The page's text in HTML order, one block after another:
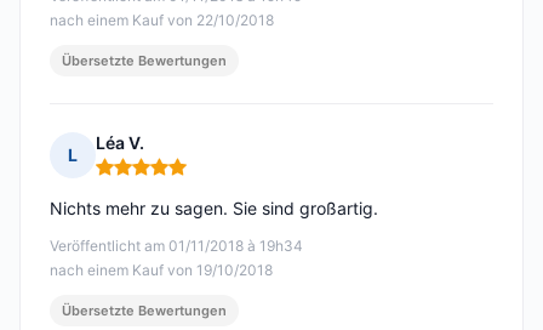
nach einem Kauf von 22/10/2018
Übersetzte Bewertungen
L
Léa V.
Hinweis: 5 von 5
Veröffentlicht am 01/11/2018 à 19h34
nach einem Kauf von 19/10/2018
Nichts mehr zu sagen. Sie sind großartig.
Übersetzte Bewertungen